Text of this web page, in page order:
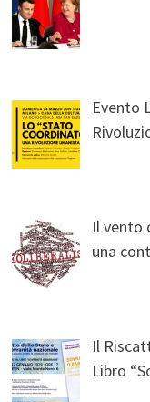
Evento
Il vento
una
Il
Libro